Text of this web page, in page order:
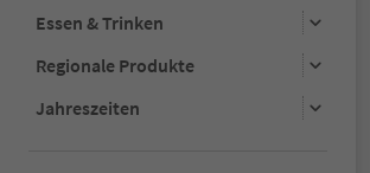
Essen & Trinken
Regionale Produkte
Jahreszeiten